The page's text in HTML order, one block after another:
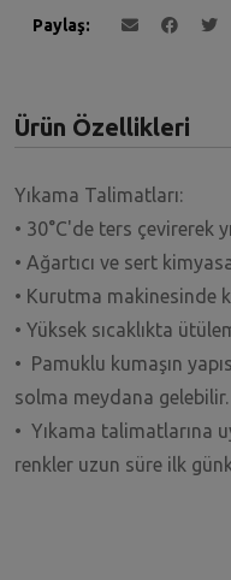
Paylaş
Ürün Özellikleri
Yıkama Talimatları:
• 30°C'de ters çevirerek
• Ağartıcı ve sert
• Kurutma makinesinde
• Yüksek sıcaklıkta
• Pamuklu kumaşın
solma meydana gelebilir.
• Yıkama talimatlarına
renkler uzun süre ilk